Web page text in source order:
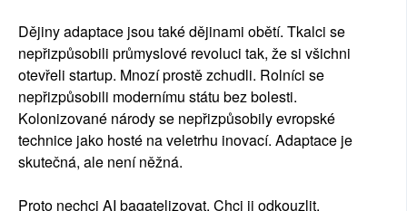
Dějiny adaptace jsou také dějinami obětí. Tkalci se
nepřizpůsobili průmyslové revoluci tak, že si všichni
otevřeli startup. Mnozí prostě zchudli. Rolníci se
nepřizpůsobili modernímu státu bez bolesti.
Kolonizované národy se nepřizpůsobily evropské
technice jako hosté na veletrhu inovací. Adaptace je
skutečná, ale není něžná.
Proto nechci AI bagatelizovat. Chci ji odkouzlit.